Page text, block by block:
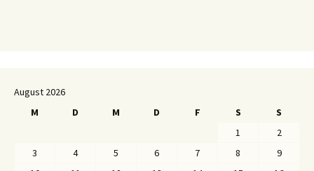
August 2026
M
D M D F S
S
1
2
3
4 5 6 7 8
9